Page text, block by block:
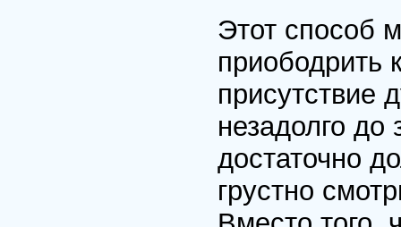
Этот способ
приободрить
присутствие
незадолго
достаточно
грустно